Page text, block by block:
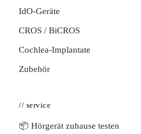
IdO-Geräte
CROS / BiCROS
Cochlea-Implantate
Zubehör
// service
📦 Hörgerät zuhause testen